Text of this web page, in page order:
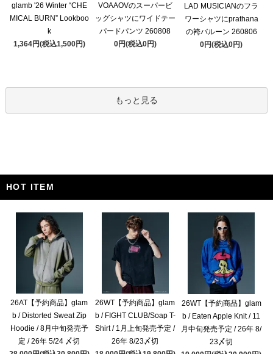
glamb '26 Winter “CHE
MICAL BURN” Lookboo
k
1,364円(税込1,500円)
VOAAOVのスーパービ
ッグシャツにワイドテー
パードパンツ 260808
0円(税込0円)
LAD MUSICIANのフラ
ワーシャツにprathana
の袴バルーン 260806
0円(税込0円)
もっと見る
HOT ITEM
26AT【予約商品】glam
b / Distorted Sweat Zip
Hoodie / 8月中旬発売予
定 / 26年 5/24 〆切
26WT【予約商品】glam
b / FIGHT CLUB/Soap T-
Shirt / 1月上旬発売予定 /
26年 8/23〆切
26WT【予約商品】glam
b / Eaten Apple Knit / 11
月中旬発売予定 / 26年 8/
23〆切